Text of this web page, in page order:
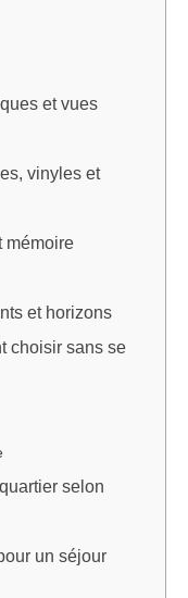
et vues
vinyles et
mémoire
et horizons
choisir sans se
selon
un séjour